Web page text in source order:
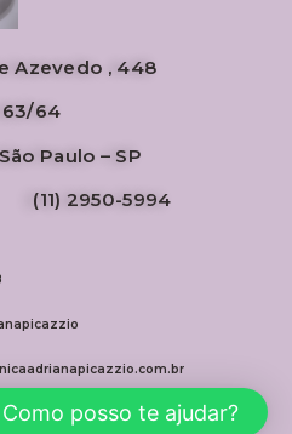
Azevedo , 448
63/64
Paulo – SP
(11) 2950-5994
Como posso te ajudar?